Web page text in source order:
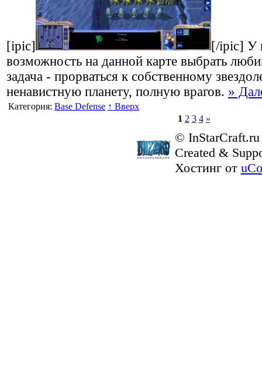
[ipic]
[/ipic] У
возможность на данной карте выбрать
задача - прорваться к собственному
ненавистную планету, полную врагов. »
Категория: Base Defense ↑ Вверх
1 2 3 4 »
© InStarCraft.ru
Created &
Хостинг от